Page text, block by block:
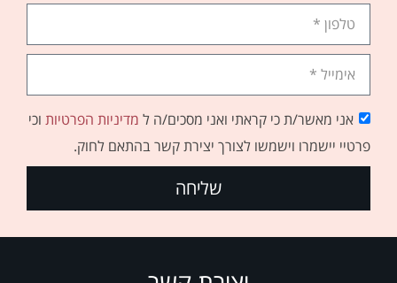
אני מאשר/ת כי קראתי ואני מסכים/ה ל מדיניות הפרטיות וכי
פרטיי יישמרו וישמשו לצורך יצירת קשר בהתאם לחוק.
שליחה